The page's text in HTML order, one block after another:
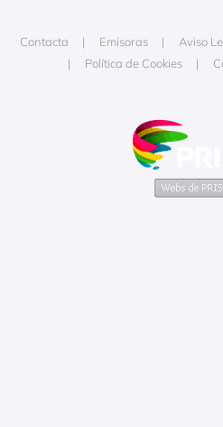
Contacta Emisoras Aviso
Política de Cookies